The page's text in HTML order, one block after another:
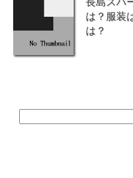
は？服装
は？